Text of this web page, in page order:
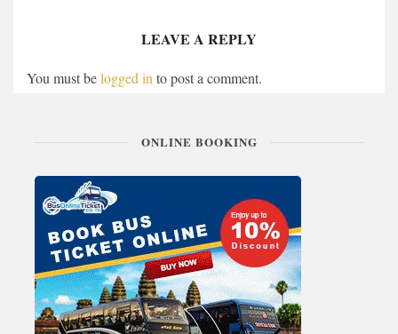
LEAVE A REPLY
You must belogged in to post a comment.
ONLINE BOOKING